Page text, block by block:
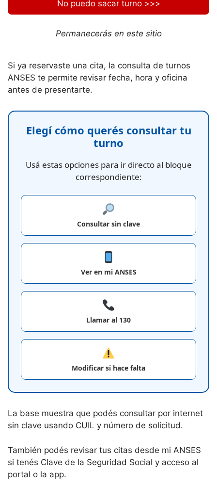
No puedo sacar turno >>>
Permanecerás en este sitio
Si ya reservaste una cita, la consulta de turnos
ANSES te permite revisar fecha, hora y oficina
antes de presentarte.
Elegí cómo querés consultar tu
turno
Usá estas opciones para ir directo al bloque
correspondiente:
Consultar sin clave
Ver en mi ANSES
Llamar al 130
Modificar si hace falta
La base muestra que podés consultar por internet
sin clave usando CUIL y número de solicitud.
También podés revisar tus citas desde mi ANSES
si tenés Clave de la Seguridad Social y acceso al
portal o la app.